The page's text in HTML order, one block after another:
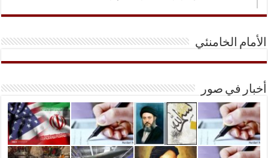
الأمام الخامنئي
أخبار في صور